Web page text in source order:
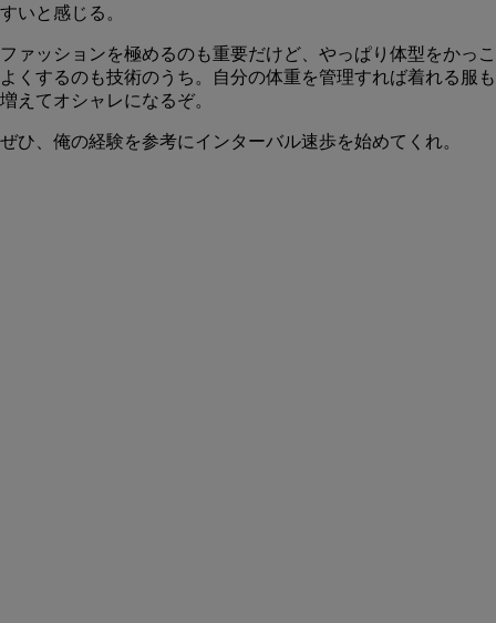
すいと感じる。
ファッションを極めるのも重要だけど、やっぱり体型をかっこ
よくするのも技術のうち。自分の体重を管理すれば着れる服も
増えてオシャレになるぞ。
ぜひ、俺の経験を参考にインターバル速歩を始めてくれ。